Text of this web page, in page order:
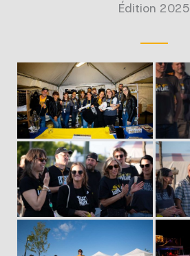
Édition 2025